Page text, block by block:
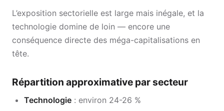
L’exposition sectorielle est large mais inégale, et la
technologie domine de loin — encore une
conséquence directe des méga-capitalisations en
tête.
Répartition approximative par secteur
Technologie : environ 24-26 %